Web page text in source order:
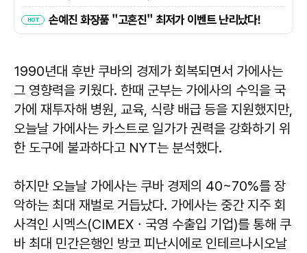
1990년대 후반 쿠바의 경제가 회복되면서 가에사는
그 영향력을 키웠다. 한때 군부는 가에사의 수익을 국
가에 재투자해 병원, 교육, 식량 배급 등을 지원했지만,
오늘날 가에사는 카스트로 일가가 권력을 강화하기 위
한 도구에 불과하다고 NYT는 분석했다.
하지만 오늘날 가에사는 쿠바 경제의 40~70%를 장
악하는 최대 재벌로 거듭났다. 가에사는 중간 지주 회
사격인 시멕스(CIMEXㆍ국영 수출입 기업)를 통해 쿠
바 최대 민간은행인 방코 피난시에로 인테르나시오날